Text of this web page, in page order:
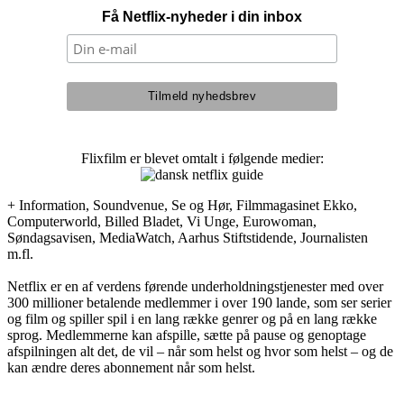
Få Netflix-nyheder i din inbox
Flixfilm er blevet omtalt i følgende medier:
+ Information, Soundvenue, Se og Hør, Filmmagasinet Ekko,
Computerworld, Billed Bladet, Vi Unge, Eurowoman,
Søndagsavisen, MediaWatch, Aarhus Stiftstidende, Journalisten
m.fl.
Netflix er en af verdens førende underholdningstjenester med over
300 millioner betalende medlemmer i over 190 lande, som ser serier
og film og spiller spil i en lang række genrer og på en lang række
sprog. Medlemmerne kan afspille, sætte på pause og genoptage
afspilningen alt det, de vil – når som helst og hvor som helst – og de
kan ændre deres abonnement når som helst.